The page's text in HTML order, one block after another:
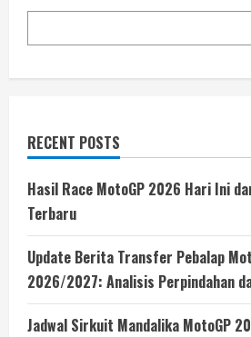
RECENT POSTS
Hasil Race MotoGP 2026 Hari Ini
Terbaru
Update Berita Transfer Pebalap
2026/2027: Analisis Perpindahan
Jadwal Sirkuit Mandalika MotoGP